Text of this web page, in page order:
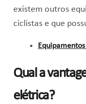
existem outros
ciclistas e que
Qual a
elétrica?